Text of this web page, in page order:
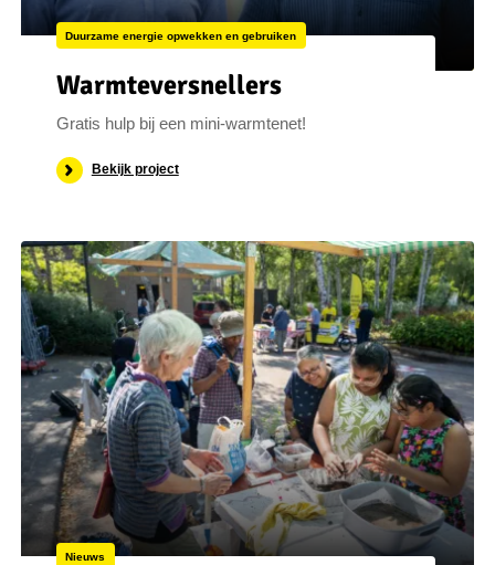
Duurzame energie opwekken en gebruiken
Warm­te­ver­snel­lers
Gratis hulp bij een mini-warmtenet!
Bekijk project
Nieuws